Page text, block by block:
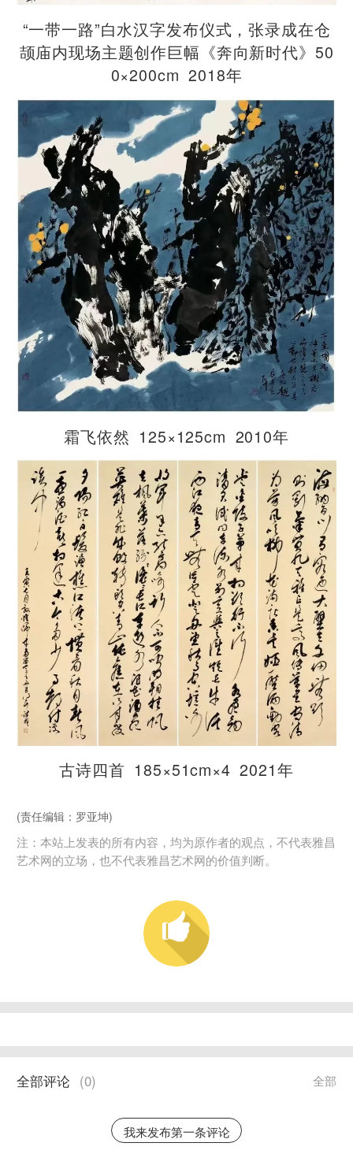
“一带一路”白水汉字发布仪式，张录成在仓
颉庙内现场主题创作巨幅《奔向新时代》50
0×200cm 2018年
霜飞依然 125×125cm 2010年
​古诗四首 185×51cm×4 2021年
(责任编辑：罗亚坤)
注：本站上发表的所有内容，均为原作者的观点，不代表雅昌
艺术网的立场，也不代表雅昌艺术网的价值判断。
全部
全部评论 (0)
我来发布第一条评论